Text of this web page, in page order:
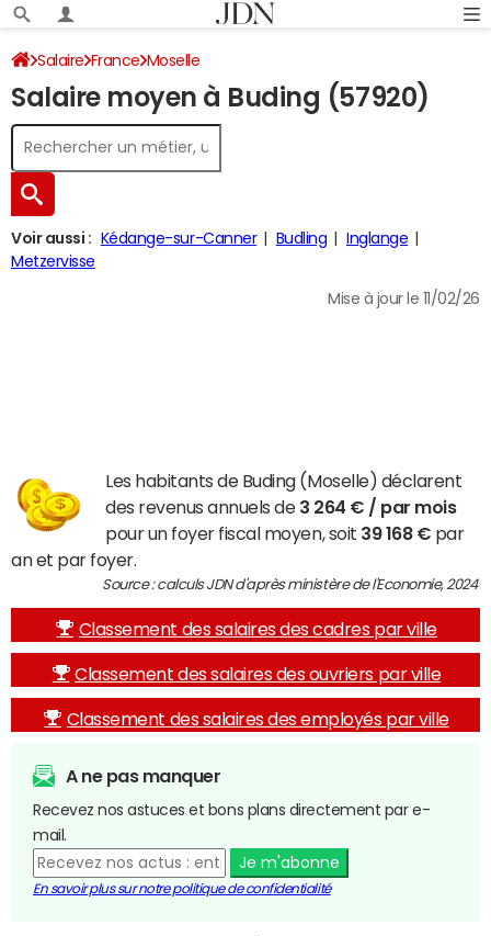
Salaire France Moselle
Salaire moyen à Buding (57920)
Voir aussi : Kédange-sur-Canner Budling
Inglange
Metzervisse
Mise à jour le 11/02/26
Les habitants de Buding (Moselle) déclarent
des revenus annuels de 3 264 € / par mois
pour un foyer fiscal moyen, soit 39 168 € par
an et par foyer.
Source : calculs JDN d'après ministère de l'Economie, 2024
Classement des salaires des cadres par ville
Classement des salaires des ouvriers par ville
Classement des salaires des employés par ville
A ne pas manquer
Recevez nos astuces et bons plans directement par e-
mail.
Je m'abonne
En savoir plus sur notre politique de confidentialité